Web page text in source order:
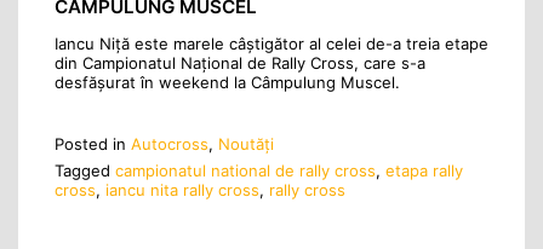
CÂMPULUNG MUSCEL
Iancu Niță este marele câștigător al celei de-a treia etape
din Campionatul Național de Rally Cross, care s-a
desfășurat în weekend la Câmpulung Muscel.
Posted in Autocross, Noutăţi
Tagged campionatul national de rally cross, etapa rally
cross, iancu nita rally cross, rally cross